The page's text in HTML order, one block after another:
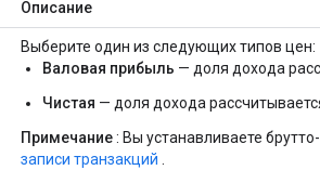
Описание
Выберите один из следующих типов цен:
Валовая прибыль — доля дохода
Чистая — доля дохода
Примечание: Вы устанавливаете
записи транзакций